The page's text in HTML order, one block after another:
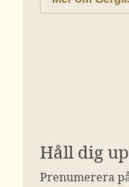
Håll dig
Prenumerera